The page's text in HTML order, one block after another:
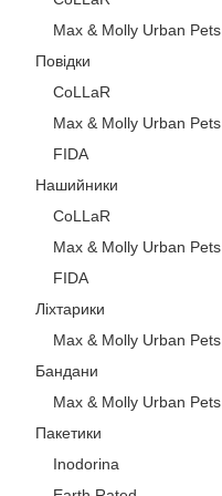
Max & Molly Urban Pets
Повідки
CoLLaR
Max & Molly Urban Pets
FIDA
Нашийники
CoLLaR
Max & Molly Urban Pets
FIDA
Ліхтарики
Max & Molly Urban Pets
Бандани
Max & Molly Urban Pets
Пакетики
Inodorina